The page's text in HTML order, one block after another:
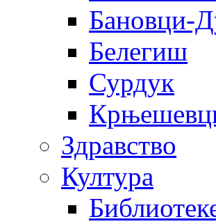
Бановци-
Белегиш
Сурдук
Здравство
Култура